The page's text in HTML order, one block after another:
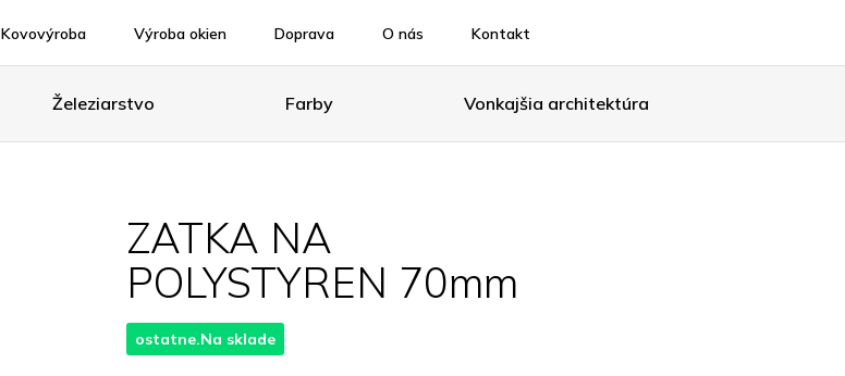
Kovovýroba Výroba okien Doprava O nás Kontakt
Železiarstvo Farby Vonkajšia architektúra
ZATKA NA
POLYSTYREN 70mm
ostatne.Na sklade